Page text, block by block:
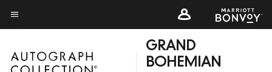
Skip
to
content
Texto del menú
GRAND
BOHEMIAN